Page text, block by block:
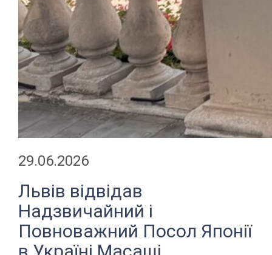
29.06.2026
Львів відвідав
Надзвичайний і
Повноважний Посол Японії